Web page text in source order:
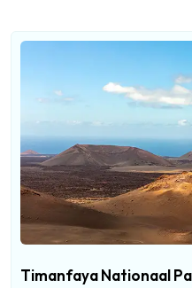
Timanfaya Nationaal